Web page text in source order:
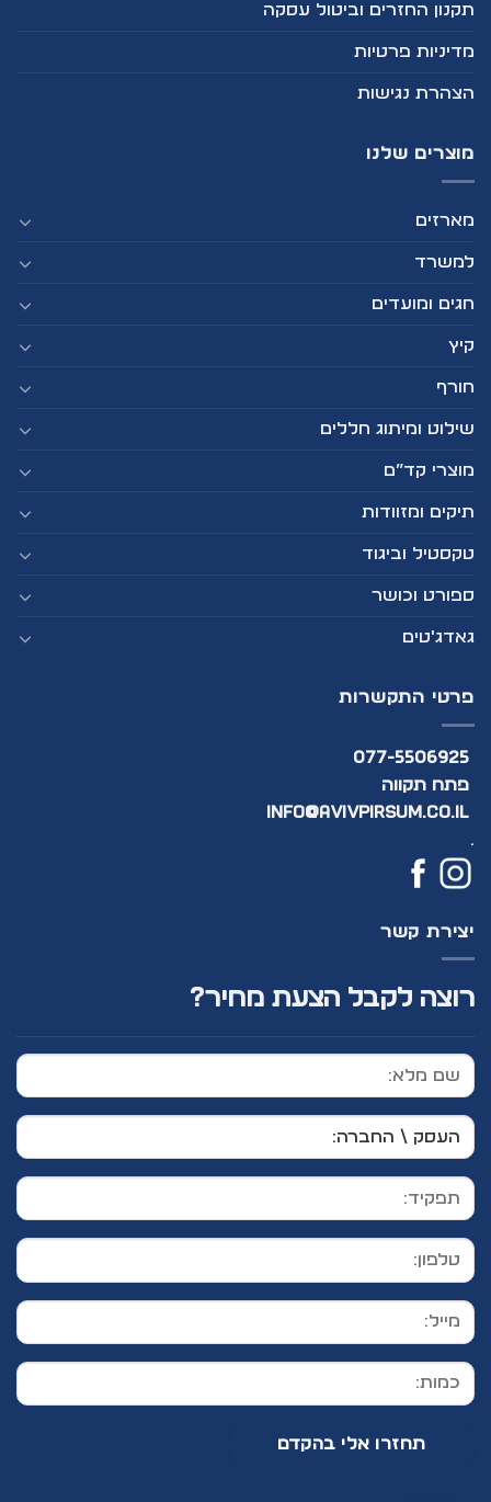
תקנון החזרים וביטול עסקה
מדיניות פרטיות
הצהרת נגישות
מוצרים שלנו
מארזים
למשרד
חגים ומועדים
קיץ
חורף
שילוט ומיתוג חללים
מוצרי קד”ם
תיקים ומזוודות
טקסטיל וביגוד
ספורט וכושר
גאדג'טים
פרטי התקשרות
077-5506925
פתח תקווה
info@avivpirsum.co.il
.
יצירת קשר
רוצה לקבל הצעת מחיר?